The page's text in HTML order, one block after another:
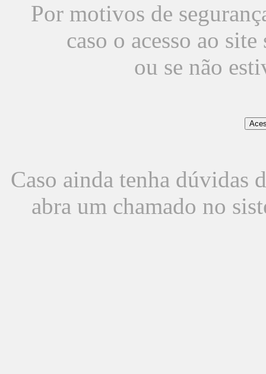
Por motivos de
caso o acesso ao
ou se não
Caso ainda tenha dúvidas
abra um chamado no